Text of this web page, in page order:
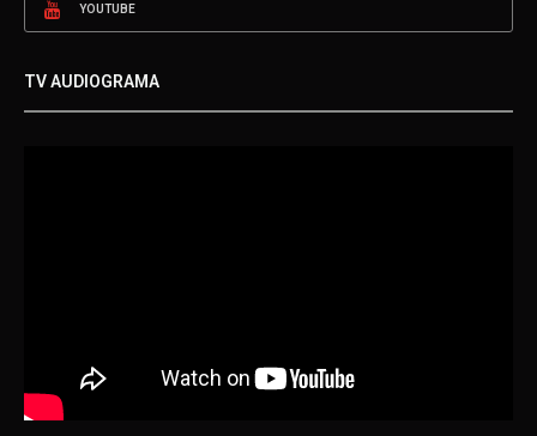
YOUTUBE
TV AUDIOGRAMA